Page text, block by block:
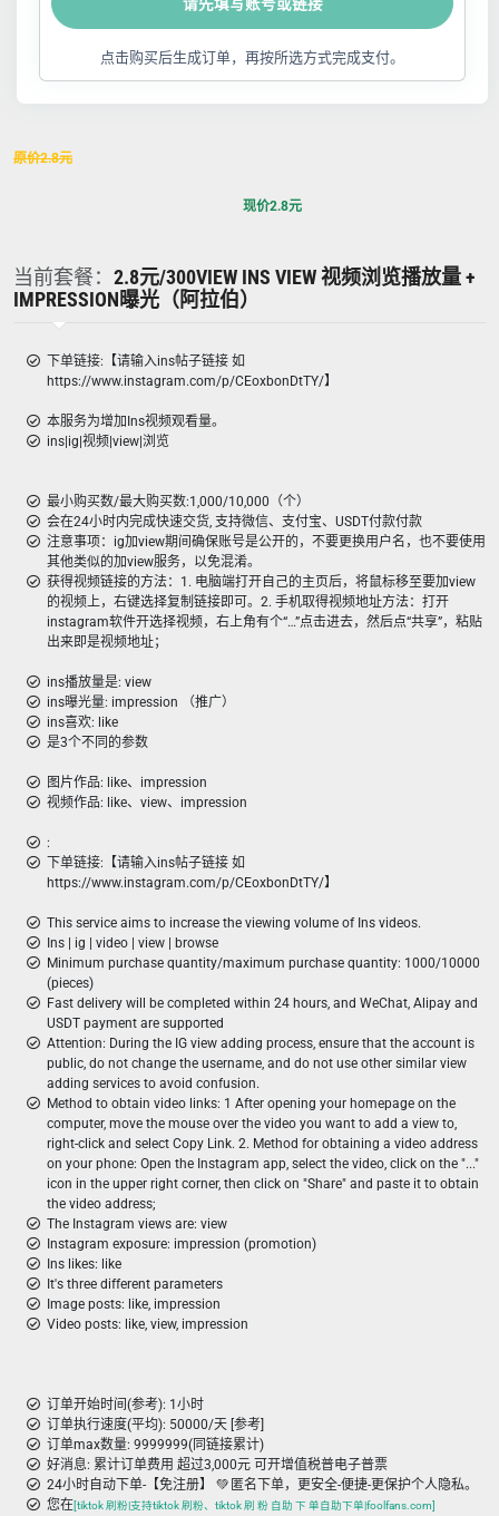
点击购买后生成订单，再按所选方式完成支付。
原价2.8元
现价2.8元
当前套餐： 2.8元/300VIEW INS VIEW 视频浏览播放量 +
IMPRESSION曝光（阿拉伯）
下单链接:【请输入ins帖子链接 如
https://www.instagram.com/p/CEoxbonDtTY/】
本服务为增加Ins视频观看量。
ins|ig|视频|view|浏览
最小购买数/最大购买数:1,000/10,000（个）
会在24小时内完成快速交货, 支持微信、支付宝、USDT付款付款
注意事项：ig加view期间确保账号是公开的，不要更换用户名，也不要使用
其他类似的加view服务，以免混淆。
获得视频链接的方法：1. 电脑端打开自己的主页后，将鼠标移至要加view
的视频上，右键选择复制链接即可。2. 手机取得视频地址方法：打开
instagram软件开选择视频，右上角有个“…”点击进去，然后点“共享”，粘贴
出来即是视频地址；
ins播放量是: view
ins曝光量: impression （推广）
ins喜欢: like
是3个不同的参数
图片作品: like、impression
视频作品: like、view、impression
:
下单链接:【请输入ins帖子链接 如
https://www.instagram.com/p/CEoxbonDtTY/】
This service aims to increase the viewing volume of Ins videos.
Ins | ig | video | view | browse
Minimum purchase quantity/maximum purchase quantity: 1000/10000
(pieces)
Fast delivery will be completed within 24 hours, and WeChat, Alipay and
USDT payment are supported
Attention: During the IG view adding process, ensure that the account is
public, do not change the username, and do not use other similar view
adding services to avoid confusion.
Method to obtain video links: 1 After opening your homepage on the
computer, move the mouse over the video you want to add a view to,
right-click and select Copy Link. 2. Method for obtaining a video address
on your phone: Open the Instagram app, select the video, click on the "..."
icon in the upper right corner, then click on "Share" and paste it to obtain
the video address;
The Instagram views are: view
Instagram exposure: impression (promotion)
Ins likes: like
It's three different parameters
Image posts: like, impression
Video posts: like, view, impression
订单开始时间(参考): 1小时
订单执行速度(平均): 50000/天 [参考]
订单max数量: 9999999(同链接累计)
好消息: 累计订单费用 超过3,000元 可开增值税普电子普票
24小时自动下单-【免注册】 💚 匿名下单，更安全-便捷-更保护个人隐私。
您在[tiktok 刷粉|支持tiktok 刷粉、tiktok 刷 粉 自助 下 单自助下单|foolfans.com]